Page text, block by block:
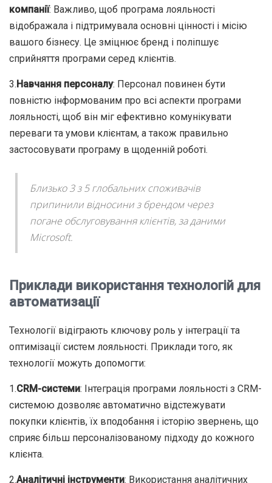
компанії: Важливо, щоб програма лояльності
відображала і підтримувала основні цінності і місію
вашого бізнесу. Це зміцнює бренд і поліпшує
сприйняття програми серед клієнтів.
3. Навчання персоналу: Персонал повинен бути
повністю інформованим про всі аспекти програми
лояльності, щоб він міг ефективно комунікувати
переваги та умови клієнтам, а також правильно
застосовувати програму в щоденній роботі.
Близько 3 з 5 глобальних споживачів
припинили відносини з брендом через
погане обслуговування клієнтів, за даними
Microsoft.
Приклади використання технологій для
автоматизації
Технології відіграють ключову роль у інтеграції та
оптимізації систем лояльності. Приклади того, як
технології можуть допомогти:
1.CRM-системи: Інтеграція програми лояльності з CRM-
системою дозволяє автоматично відстежувати
покупки клієнтів, їх вподобання і історію звернень, що
сприяє більш персоналізованому підходу до кожного
клієнта.
2.Аналітичні інструменти: Використання аналітичних